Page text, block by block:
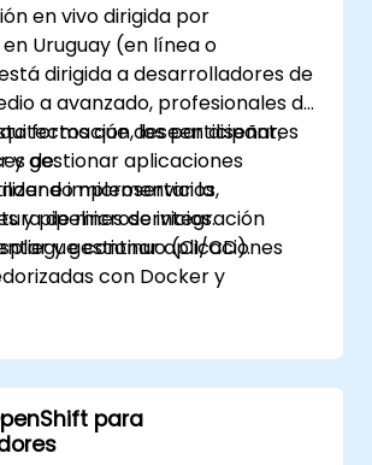
en vivo dirigida por
Uruguay (en línea o
dirigida a desarrolladores de
a avanzado, profesionales de
que deseen diseñar,
y gestionar aplicaciones
microservicios,
y pipelines de integración
continuo (CI/CD).
formación, los participantes
de:
e implementar la
de microservicios.
y gestionar aplicaciones
con Docker y
y optimizar pipelines de CI/CD
automatizados.
mejores prácticas en
monitorización y
para